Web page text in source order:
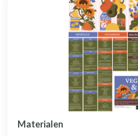
Materialen